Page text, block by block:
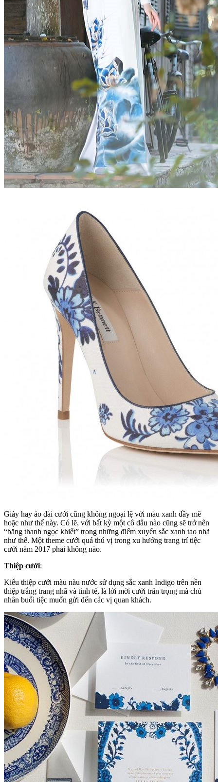
Giày hay áo dài cưới cũng không ngoại lệ với màu xanh đầy mê
hoặc như thế này. Có lẽ, với bất kỳ một cô dâu nào cũng sẽ trở nên
“băng thanh ngọc khiết” trong những điểm xuyến sắc xanh tao nhã
như thế. Một theme cưới quá thú vị trong xu hướng trang trí tiệc
cưới năm 2017 phải không nào.
Thiệp cưới:
Kiểu thiệp cưới màu nàu nước sử dụng sắc xanh Indigo trên nền
thiệp trắng trang nhã và tinh tế, là lời mời cưới trân trọng mà chủ
nhân buổi tiệc muốn gửi đến các vị quan khách.